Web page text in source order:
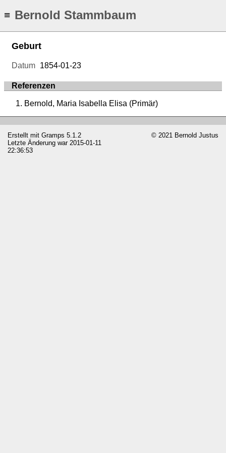
≡ Bernold Stammbaum
Geburt
Datum 1854-01-23
Referenzen
Bernold, Maria Isabella Elisa (Primär)
Erstellt mit Gramps 5.1.2
Letzte Änderung war 2015-01-11
22:36:53
© 2021 Bernold Justus